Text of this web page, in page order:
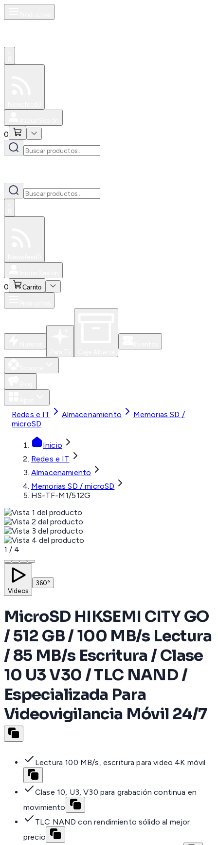
0
0 Carrito
Redes e IT Almacenamiento
Memorias SD /
microSD
Inicio
Redes e IT
Almacenamiento
Memorias SD / microSD
HS-TF-M1/512G
1 / 4
Videos
360°
MicroSD HIKSEMI CITY GO
/ 512 GB / 100 MB/s Lectura
/ 85 MB/s Escritura / Clase
10 U3 V30 / TLC NAND /
Especializada Para
Videovigilancia Móvil 24/7
Lectura 100 MB/s, escritura para video 4K móvil
Clase 10, U3, V30 para grabación continua en
movimiento
TLC NAND con rendimiento sólido al mejor
precio